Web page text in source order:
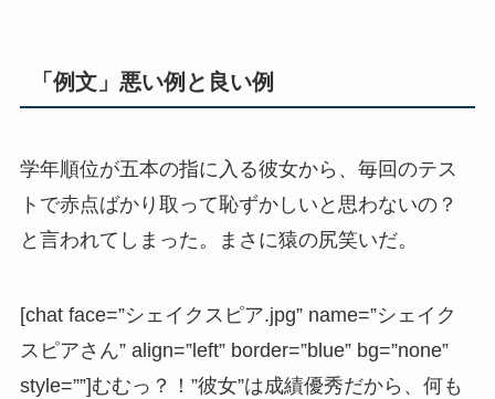
「例文」悪い例と良い例
学年順位が五本の指に入る彼女から、毎回のテス
トで赤点ばかり取って恥ずかしいと思わないの？
と言われてしまった。まさに猿の尻笑いだ。
[chat face=”シェイクスピア.jpg” name=”シェイク
スピアさん” align=”left” border=”blue” bg=”none”
style=””]むむっ？！”彼女”は成績優秀だから、何も